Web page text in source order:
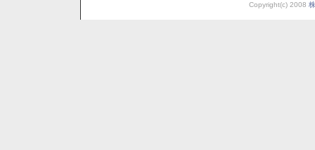
Copyright(c) 2008